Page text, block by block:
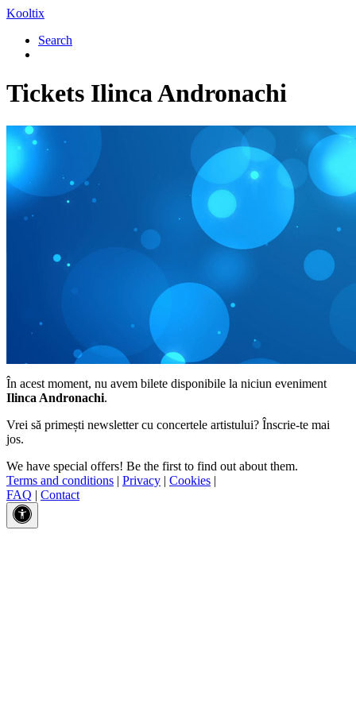
Kooltix
Search
Tickets Ilinca Andronachi
În acest moment, nu avem bilete disponibile la niciun eveniment
Ilinca Andronachi.
Vrei să primești newsletter cu concertele artistului? Înscrie-te mai
jos.
We have special offers! Be the first to find out about them.
Terms and conditions | Privacy | Cookies |
FAQ | Contact